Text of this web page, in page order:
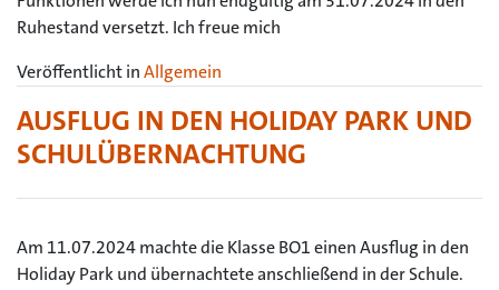
Ruhestand versetzt. Ich freue mich
Veröffentlicht inAllgemein
AUSFLUG IN DEN HOLIDAY PARK UND
SCHULÜBERNACHTUNG
Am 11.07.2024 machte die Klasse BO1 einen Ausflug in den
Holiday Park und übernachtete anschließend in der Schule.